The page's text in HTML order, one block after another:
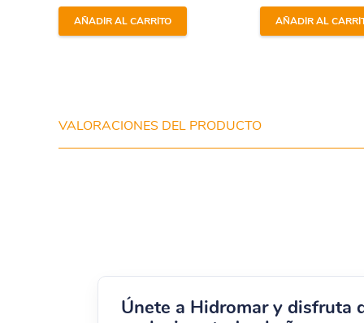
BOMBA SPRINT: 05092, 23024
Medidas:
Peso bruto: 0.356 kg
Peso neto: 0.356 kg
AÑADIR AL CARRITO AÑADIR AL
VALORACIONES DEL PRODUCTO
Únete a Hidromar y disfruta